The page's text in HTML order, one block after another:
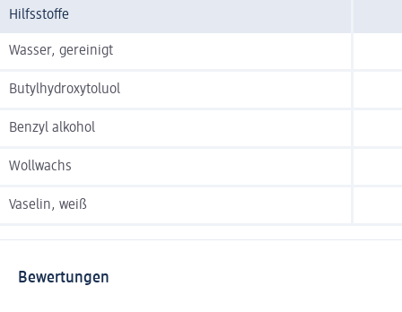
Hilfsstoffe
Wasser, gereinigt
Butylhydroxytoluol
Benzyl alkohol
Wollwachs
Vaselin, weiß
Bewertungen